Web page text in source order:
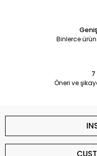
Binlerce
Öneri ve